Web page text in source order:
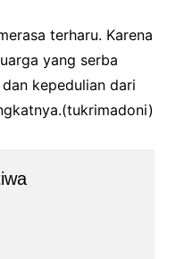
terharu. Karena
yang serba
kepedulian dari